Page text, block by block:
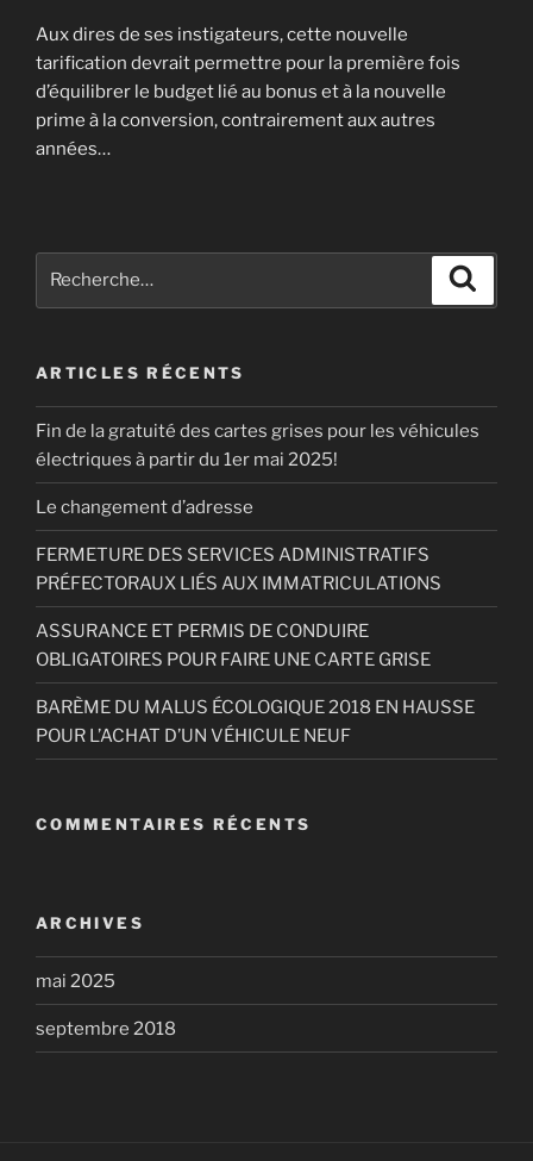
Aux dires de ses instigateurs, cette nouvelle
tarification devrait permettre pour la première fois
d’équilibrer le budget lié au bonus et à la nouvelle
prime à la conversion, contrairement aux autres
années…
ARTICLES RÉCENTS
Fin de la gratuité des cartes grises pour les véhicules
électriques à partir du 1er mai 2025!
Le changement d’adresse
FERMETURE DES SERVICES ADMINISTRATIFS
PRÉFECTORAUX LIÉS AUX IMMATRICULATIONS
ASSURANCE ET PERMIS DE CONDUIRE
OBLIGATOIRES POUR FAIRE UNE CARTE GRISE
BARÈME DU MALUS ÉCOLOGIQUE 2018 EN HAUSSE
POUR L’ACHAT D’UN VÉHICULE NEUF
COMMENTAIRES RÉCENTS
ARCHIVES
mai 2025
septembre 2018